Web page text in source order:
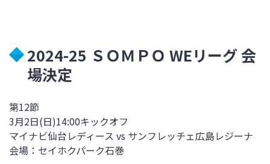
2024-25 ＳＯＭＰＯ WEリーグ 会
場決定
第12節
3月2日(日)14:00キックオフ
マイナビ仙台レディース vs サンフレッチェ広島レジーナ
会場： セイホクパーク石巻